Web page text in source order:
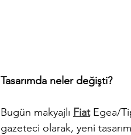
Tasarımda neler değişti?
Bugün makyajlı Fiat Egea/
gazeteci olarak, yeni